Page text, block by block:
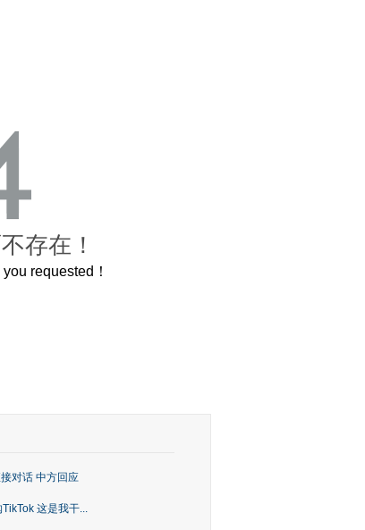
存在！
requested！
对话 中方回应
这是我干...